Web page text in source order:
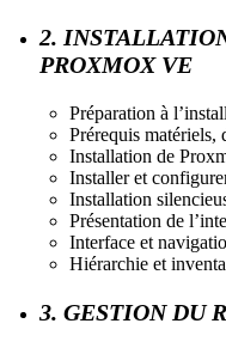
2.
PROXMOX VE
Préparation à
Prérequis matériels,
Installation de
Installer et
Installation
Présentation de
Interface et
Hiérarchie et
3. GESTION DU